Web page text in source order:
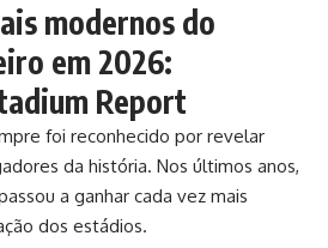
modernos do
em 2026:
Report
foi reconhecido por revelar
da história. Nos últimos anos,
a ganhar cada vez mais
dos estádios.